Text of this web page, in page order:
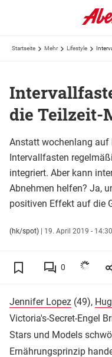
Startseite Mehr Lifestyle
die Teilzeit-
Anstatt wochenlang auf
Intervallfasten
integriert. Aber kann
Abnehmen helfen? Ja,
positiven Effekt auf die
(hk/spot) | 19. April 2019 -
0
Jennifer Lopez (49),
Victoria's-Secret-Engel
Stars und Models
Ernährungsprinzip